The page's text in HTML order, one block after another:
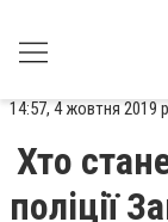
14:57, 4 жовтня 2019
Хто
поліції